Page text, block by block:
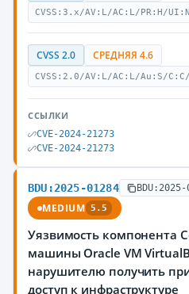
CVSS:3.x/AV:L/AC:L/PR:H/
CVSS 2.0 СРЕДНЯЯ 4.6
CVSS:2.0/AV:L/AC:L/Au:S/
ССЫЛКИ
CVE-2024-21273
CVE-2024-21273
BDU:2025-01284 BDU:2025-
MEDIUM 5.5
Уязвимость компонента
машины Oracle VM
нарушителю получить
доступ к инфраструктуре